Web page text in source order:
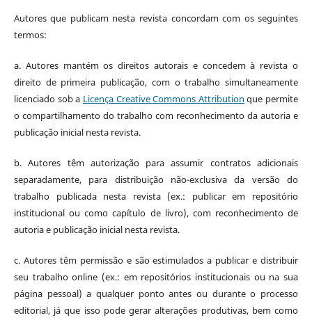
Autores que publicam nesta revista concordam com os seguintes
termos:
a. Autores mantém os direitos autorais e concedem à revista o
direito de primeira publicação, com o trabalho simultaneamente
licenciado sob a Licença Creative Commons Attribution que permite
o compartilhamento do trabalho com reconhecimento da autoria e
publicação inicial nesta revista.
b. Autores têm autorização para assumir contratos adicionais
separadamente, para distribuição não-exclusiva da versão do
trabalho publicada nesta revista (ex.: publicar em repositório
institucional ou como capítulo de livro), com reconhecimento de
autoria e publicação inicial nesta revista.
c. Autores têm permissão e são estimulados a publicar e distribuir
seu trabalho online (ex.: em repositórios institucionais ou na sua
página pessoal) a qualquer ponto antes ou durante o processo
editorial, já que isso pode gerar alterações produtivas, bem como